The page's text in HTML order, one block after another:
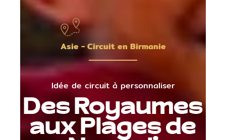
Asie - Circuit en Birmanie
Idée de circuit à personnaliser
Des Royaumes
aux Plages de